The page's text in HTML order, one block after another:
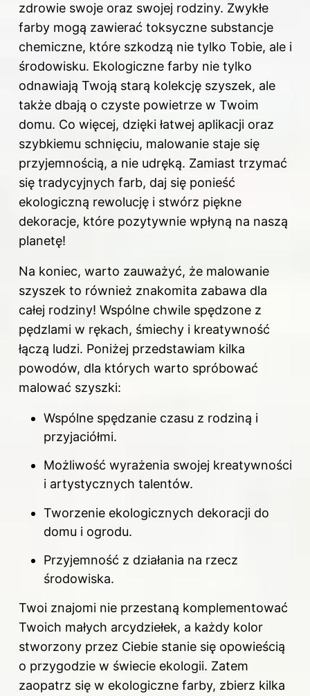
zdrowie swoje oraz swojej rodziny. Zwykłe
farby mogą zawierać toksyczne substancje
chemiczne, które szkodzą nie tylko Tobie, ale i
środowisku. Ekologiczne farby nie tylko
odnawiają Twoją starą kolekcję szyszek, ale
także dbają o czyste powietrze w Twoim
domu. Co więcej, dzięki łatwej aplikacji oraz
szybkiemu schnięciu, malowanie staje się
przyjemnością, a nie udręką. Zamiast trzymać
się tradycyjnych farb, daj się ponieść
ekologiczną rewolucję i stwórz piękne
dekoracje, które pozytywnie wpłyną na naszą
planetę!
Na koniec, warto zauważyć, że malowanie
szyszek to również znakomita zabawa dla
całej rodziny! Wspólne chwile spędzone z
pędzlami w rękach, śmiechy i kreatywność
łączą ludzi. Poniżej przedstawiam kilka
powodów, dla których warto spróbować
malować szyszki:
Wspólne spędzanie czasu z rodziną i
przyjaciółmi.
Możliwość wyrażenia swojej kreatywności
i artystycznych talentów.
Tworzenie ekologicznych dekoracji do
domu i ogrodu.
Przyjemność z działania na rzecz
środowiska.
Twoi znajomi nie przestaną komplementować
Twoich małych arcydziełek, a każdy kolor
stworzony przez Ciebie stanie się opowieścią
o przygodzie w świecie ekologii. Zatem
zaopatrz się w ekologiczne farby, zbierz kilka